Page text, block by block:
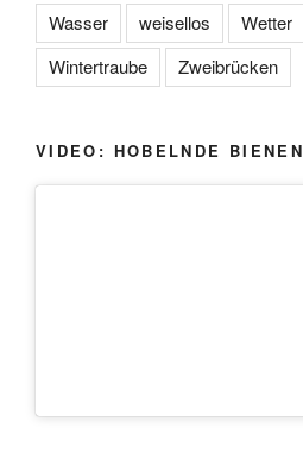
Wasser
weisellos Wetter
Wintertraube
Zweibrücken
VIDEO: HOBELNDE BIENEN